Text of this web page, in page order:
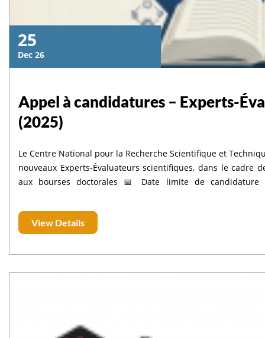
25
Dec 26
Appel à candidatures – Experts-
(2025)
Le Centre National pour la Recherche Scientifique et
nouveaux Experts-Évaluateurs scientifiques, dans le cadre
aux bourses doctorales 📅 Date limite de candidature : 30 décembre 2025 à 16h 🔗 Soumission en ligne :
chercheurs éligibles à participer à cet appel.
View Details